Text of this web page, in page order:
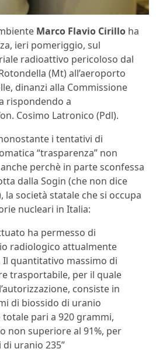
Marco Flavio Cirillo ha
ieri pomeriggio, sul
radioattivo pericoloso dal
(Mt) all’aeroporto
dinanzi alla Commissione
rispondendo a
Cosimo Latronico (Pdl).
i tentativi di
“trasparenza” non
perchè in parte sconfessa
dalla Sogin (che non dice
la società statale che si occupa
nucleari in Italia:
ha permesso di
radiologico attualmente
Il quantitativo massimo di
trasportabile, per il quale
consiste in
di biossido di uranio
pari a 920 grammi,
non superiore al 91%, per
uranio 235”